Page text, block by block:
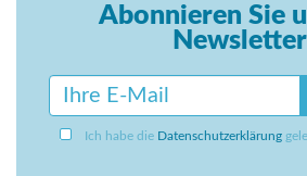
Abonnieren Sie
Ich habe die Datenschutzerklärung